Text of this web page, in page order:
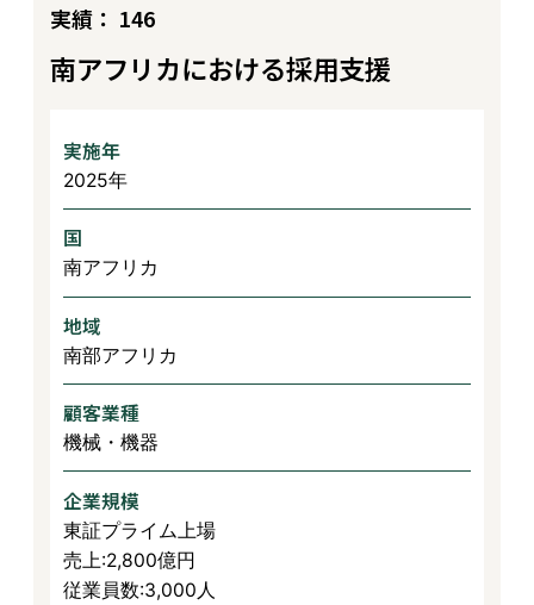
実績： 146
南アフリカにおける採用支援
実施年
2025年
国
南アフリカ
地域
南部アフリカ
顧客業種
機械・機器
企業規模
東証プライム上場
売上:2,800億円
従業員数:3,000人